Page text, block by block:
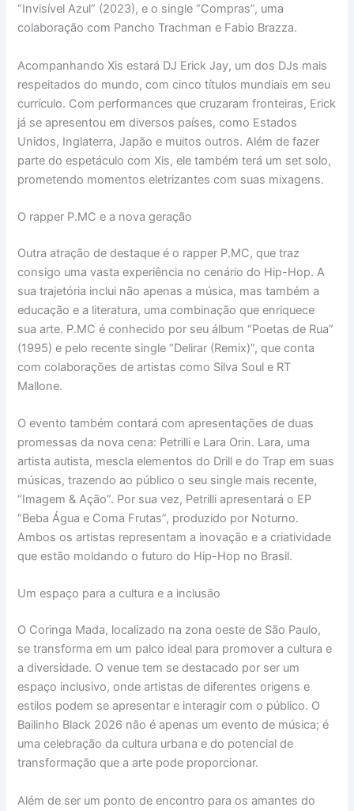
“Invisível Azul” (2023), e o single “Compras”, uma
colaboração com Pancho Trachman e Fabio Brazza.
Acompanhando Xis estará DJ Erick Jay, um dos DJs mais
respeitados do mundo, com cinco títulos mundiais em seu
currículo. Com performances que cruzaram fronteiras, Erick
já se apresentou em diversos países, como Estados
Unidos, Inglaterra, Japão e muitos outros. Além de fazer
parte do espetáculo com Xis, ele também terá um set solo,
prometendo momentos eletrizantes com suas mixagens.
O rapper P.MC e a nova geração
Outra atração de destaque é o rapper P.MC, que traz
consigo uma vasta experiência no cenário do Hip-Hop. A
sua trajetória inclui não apenas a música, mas também a
educação e a literatura, uma combinação que enriquece
sua arte. P.MC é conhecido por seu álbum “Poetas de Rua”
(1995) e pelo recente single “Delirar (Remix)”, que conta
com colaborações de artistas como Silva Soul e RT
Mallone.
O evento também contará com apresentações de duas
promessas da nova cena: Petrilli e Lara Orin. Lara, uma
artista autista, mescla elementos do Drill e do Trap em suas
músicas, trazendo ao público o seu single mais recente,
“Imagem & Ação”. Por sua vez, Petrilli apresentará o EP
“Beba Água e Coma Frutas”, produzido por Noturno.
Ambos os artistas representam a inovação e a criatividade
que estão moldando o futuro do Hip-Hop no Brasil.
Um espaço para a cultura e a inclusão
O Coringa Mada, localizado na zona oeste de São Paulo,
se transforma em um palco ideal para promover a cultura e
a diversidade. O venue tem se destacado por ser um
espaço inclusivo, onde artistas de diferentes origens e
estilos podem se apresentar e interagir com o público. O
Bailinho Black 2026 não é apenas um evento de música; é
uma celebração da cultura urbana e do potencial de
transformação que a arte pode proporcionar.
Além de ser um ponto de encontro para os amantes do